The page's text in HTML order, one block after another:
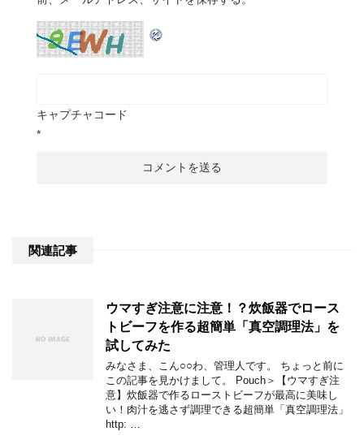
キャプチャコード
*
関連記事
ウマすぎ注意に注意！？炊飯器でロース
トビーフを作る超簡単「真空調理法」を
試してみた
みなさま、こん○○わ、管理人です。 ちょっと前に
この記事を見かけまして。 Pouch＞【ウマすぎ注
意】炊飯器で作るローストビーフが最高に美味し
い！肉汁を逃さず調理できる超簡単「真空調理法」
http: …